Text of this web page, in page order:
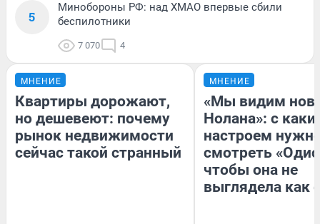
5
Минобороны РФ: над ХМАО впервые сбили
беспилотники
7 070 4
МНЕНИЕ
Квартиры дорожают,
но дешевеют: почему
рынок недвижимости
сейчас такой странный
МНЕНИЕ
«Мы видим
Нолана»: с
настроем
смотреть
чтобы она не
выглядела как